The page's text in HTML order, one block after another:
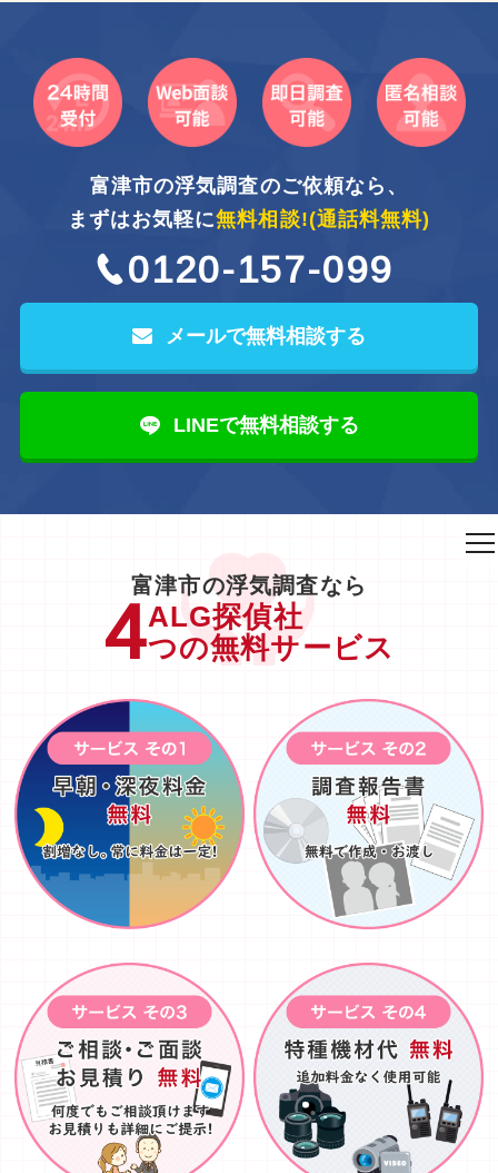
富津市の浮気調査のご依頼なら、
まずはお気軽に無料相談!(通話料無料)
0120-157-099
メールで無料相談する
LINEで無料相談する
富津市の浮気調査なら
ALG探偵社
つの無料サービス